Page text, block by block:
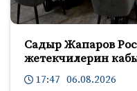
i
Садыр Жапаров
жетекчилерин
17:47 06.08.2026